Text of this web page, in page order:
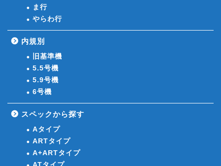
ま行
やらわ行
内規別
旧基準機
5.5号機
5.9号機
6号機
スペックから探す
Aタイプ
ARTタイプ
A+ARTタイプ